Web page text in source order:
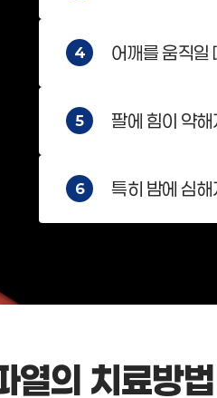
4 어깨를 움직일
5 팔에 힘이 약
6 특히 밤에 심
열의 치료방법